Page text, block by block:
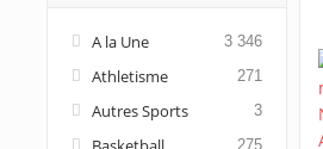
A la Une 3 346
Athletisme 271
Autres Sports 3
275